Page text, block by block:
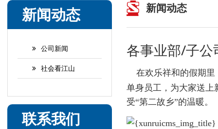
新闻动态
公司新闻
社会看江山
联系我们
新闻动态
各事业部/子
在欢乐祥和的假期里
单身员工，为大家送上
受“第二故乡”的温暖。